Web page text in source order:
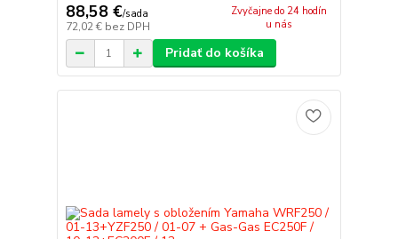
88,58 €/sada
72,02 € bez DPH
Zvyčajne do 24 hodín
u nás
Pridať do košíka